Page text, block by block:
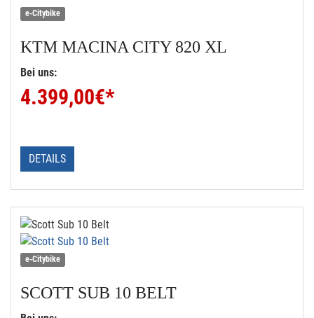
e-Citybike
KTM MACINA CITY 820 XL
Bei uns:
4.399,00€*
DETAILS
e-Citybike
SCOTT SUB 10 BELT